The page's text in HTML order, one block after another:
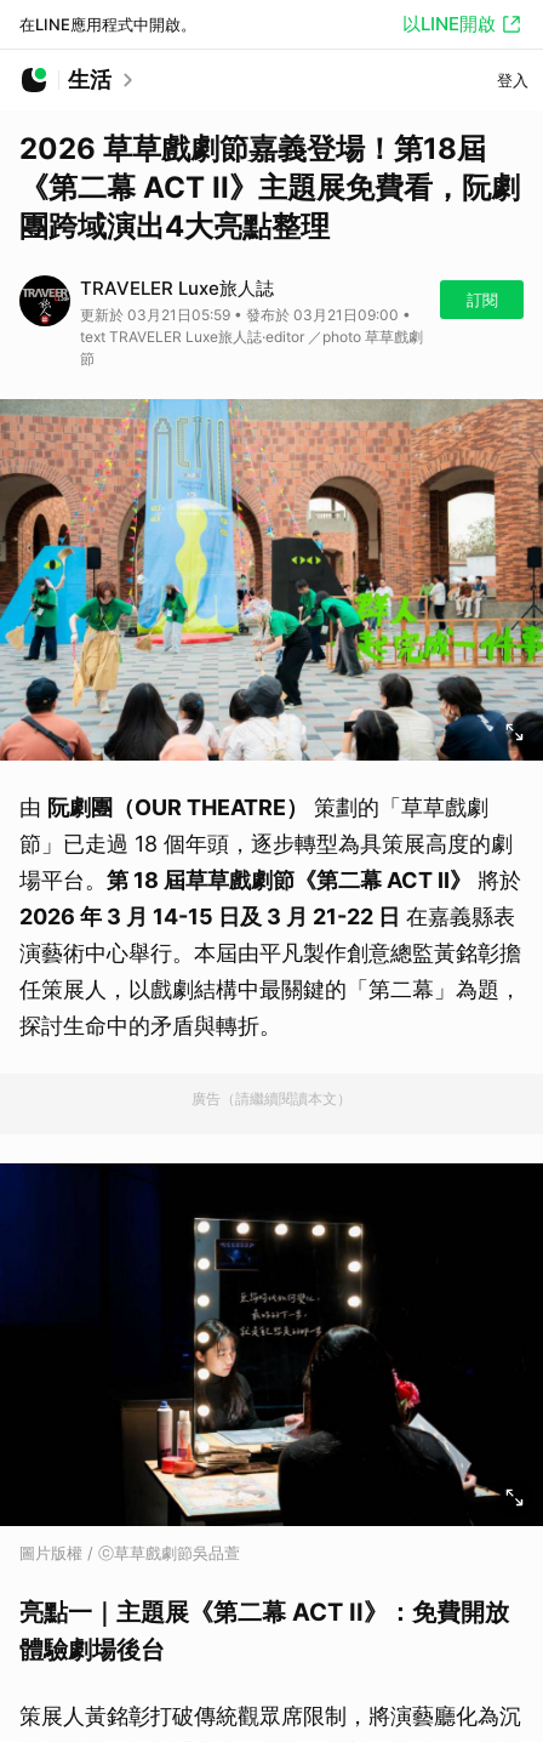
在LINE應用程式中開啟。 以LINE開啟
生活 登入
2026 草草戲劇節嘉義登場！第18屆
《第二幕 ACT II》主題展免費看，阮劇
團跨域演出4大亮點整理
TRAVELER Luxe旅人誌
更新於 03月21日05:59 • 發布於 03月21日09:00 •
text TRAVELER Luxe旅人誌·editor ／photo 草草戲劇
節
訂閱
由 阮劇團（OUR THEATRE）
策劃的「草草戲劇
節」已走過 18 個年頭，逐步轉型為具策展高度的劇
場平台。 第 18 屆草草戲劇節《第二幕 ACT II》
將於
2026 年 3 月 14-15 日及 3 月 21-22 日 在嘉義縣表
演藝術中心舉行。本屆由平凡製作創意總監黃銘彰擔
任策展人，以戲劇結構中最關鍵的「第二幕」為題，
探討生命中的矛盾與轉折。
廣告（請繼續閱讀本文）
圖片版權 / ⓒ草草戲劇節吳品萱
亮點一｜主題展《第二幕 ACT II》：免費開放
體驗劇場後台
策展人黃銘彰打破傳統觀眾席限制，將演藝廳化為沉